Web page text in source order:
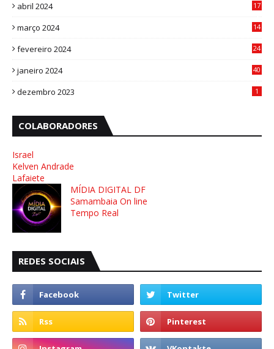
abril 2024
17
março 2024
14
fevereiro 2024
24
janeiro 2024
40
dezembro 2023 1
COLABORADORES
Israel
Kelven Andrade
Lafaiete
MÍDIA DIGITAL DF
Samambaia On line
Tempo Real
REDES SOCIAIS